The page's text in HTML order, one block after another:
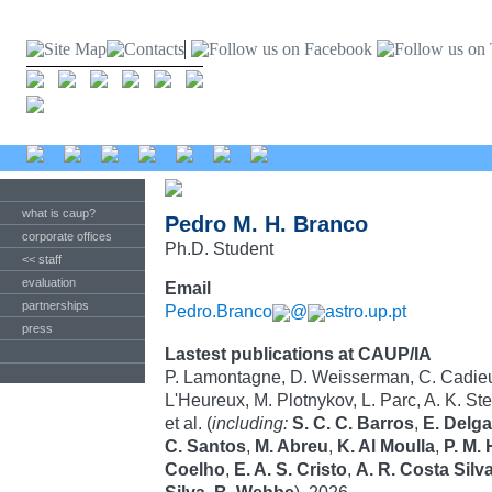
what is caup?
corporate offices
<< staff
evaluation
partnerships
press
Pedro M. H. Branco
Ph.D. Student
Email
Pedro.Branco
@ astro.up.pt
Lastest publications at CAUP/IA
P. Lamontagne, D. Weisserman, C.
L'Heureux, M. Plotnykov, L. Parc, A. K.
et al. (including: S. C. C. Barros, E.
C. Santos, M. Abreu, K. Al Moulla, P. M.
Coelho, E. A. S. Cristo, A. R. Costa